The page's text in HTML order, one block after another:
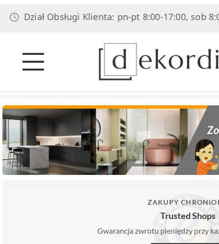
Obsługi Klienta: pn-pt 8:00-17:00, sob 8:00-14:00
ZAKUPY
Trusted Shops
Gwarancja zwrotu pieniędzy przy